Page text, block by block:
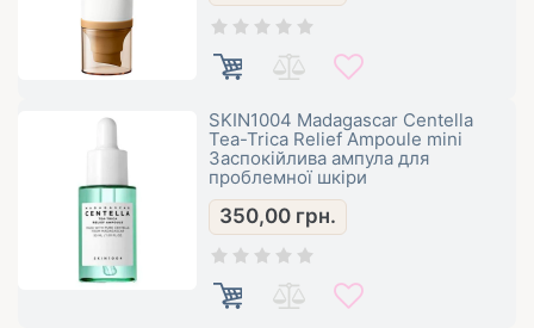
SKIN1004 Madagascar Centella
Tea-Trica Relief Ampoule mini
Заспокійлива ампула для
проблемної шкіри
350,00 грн.